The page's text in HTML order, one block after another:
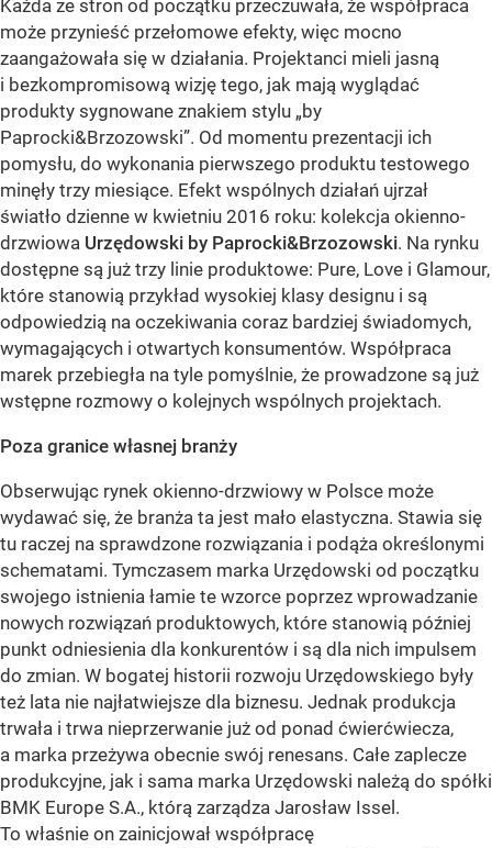
Każda ze stron od początku przeczuwała, że współpraca
może przynieść przełomowe efekty, więc mocno
zaangażowała się w działania. Projektanci mieli jasną
i bezkompromisową wizję tego, jak mają wyglądać
produkty sygnowane znakiem stylu „by
Paprocki&Brzozowski”. Od momentu prezentacji ich
pomysłu, do wykonania pierwszego produktu testowego
minęły trzy miesiące. Efekt wspólnych działań ujrzał
światło dzienne w kwietniu 2016 roku: kolekcja okienno-
drzwiowa Urzędowski by Paprocki&Brzozowski. Na rynku
dostępne są już trzy linie produktowe: Pure, Love i Glamour,
które stanowią przykład wysokiej klasy designu i są
odpowiedzią na oczekiwania coraz bardziej świadomych,
wymagających i otwartych konsumentów. Współpraca
marek przebiegła na tyle pomyślnie, że prowadzone są już
wstępne rozmowy o kolejnych wspólnych projektach.
Poza granice własnej branży
Obserwując rynek okienno-drzwiowy w Polsce może
wydawać się, że branża ta jest mało elastyczna. Stawia się
tu raczej na sprawdzone rozwiązania i podąża określonymi
schematami. Tymczasem marka Urzędowski od początku
swojego istnienia łamie te wzorce poprzez wprowadzanie
nowych rozwiązań produktowych, które stanowią później
punkt odniesienia dla konkurentów i są dla nich impulsem
do zmian. W bogatej historii rozwoju Urzędowskiego były
też lata nie najłatwiejsze dla biznesu. Jednak produkcja
trwała i trwa nieprzerwanie już od ponad ćwierćwiecza,
a marka przeżywa obecnie swój renesans. Całe zaplecze
produkcyjne, jak i sama marka Urzędowski należą do spółki
BMK Europe S.A., którą zarządza Jarosław Issel.
To właśnie on zainicjował współpracę